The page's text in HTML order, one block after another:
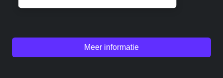
Meer informatie